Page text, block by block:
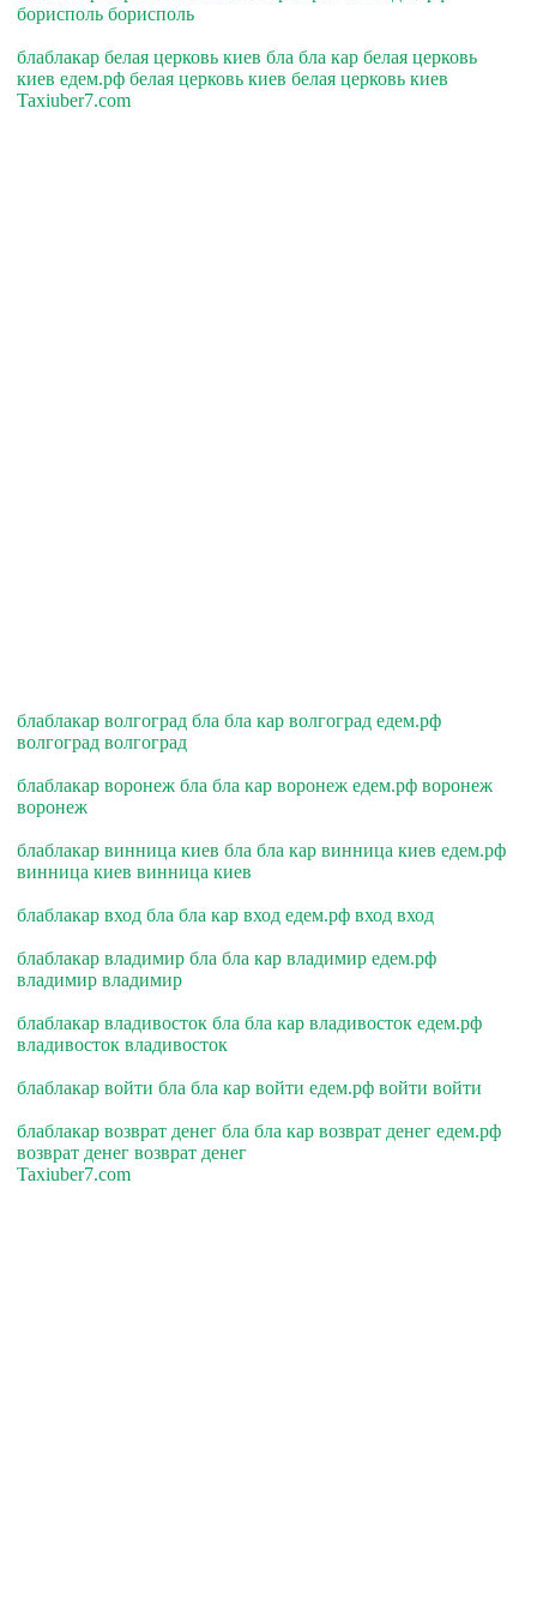
борисполь борисполь
блаблакар белая церковь киев бла бла кар белая церковь
киев едем.рф белая церковь киев белая церковь киев
Taxiuber7.com
блаблакар волгоград бла бла кар волгоград едем.рф
волгоград волгоград
блаблакар воронеж бла бла кар воронеж едем.рф воронеж
воронеж
блаблакар винница киев бла бла кар винница киев едем.рф
винница киев винница киев
блаблакар вход бла бла кар вход едем.рф вход вход
блаблакар владимир бла бла кар владимир едем.рф
владимир владимир
блаблакар владивосток бла бла кар владивосток едем.рф
владивосток владивосток
блаблакар войти бла бла кар войти едем.рф войти войти
блаблакар возврат денег бла бла кар возврат денег едем.рф
возврат денег возврат денег
Taxiuber7.com